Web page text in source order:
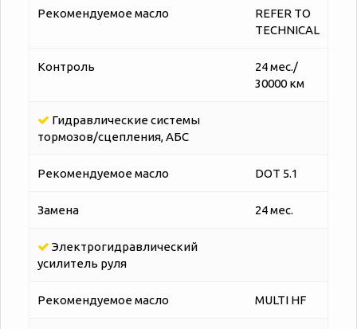
Рекомендуемое масло
REFER TO
TECHNICAL
Контроль
24 мес./
30000 км
Гидравлические системы
тормозов/сцепления, АБС
Рекомендуемое масло DOT 5.1
Замена 24 мес.
Электрогидравлический
усилитель руля
Рекомендуемое масло MULTI HF